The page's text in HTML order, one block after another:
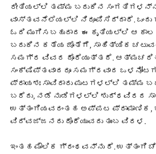
ರೀತಿಯಲ್ಲಿ ತಮ್ಮ ಬದುಕಿನ
ವಾಸ್ತವನೆಲೆಯಲ್ಲಿ ನಿರೂಪಿಸಿದ್ದಾರೆ.
ಓದಿ ಮುಗಿಸಬಹುದಾದ ಈ ಕೃತಿಯಲ್ಲಿ ಆ
ಬದುಕಿನ ಕತೆಯ ಜೊತೆಗೆ, ಸಾಹಿತ್ಯಿಕ
ಸಮಗ್ರ ವಿವರ ದೊರೆಯುತ್ತದೆ.
ಸಂಕ್ಷಿಪ್ತವಾದರೂ ಸಮಗ್ರವಾದ
ಪ್ರಾಯಶಃ ಸಾವಿರಾರು ಪುಟಗಳಲ್ಲಿ ತಮ್ಮ
ಬರೆದು, ನಡೆ ನುಡಿಗಳಲ್ಲಿ ಶುದ್ಧವಿರದ
ಉತ್ತಂಗಿಯವರಂತಹ ಅಪ್ಪಟ
ವಿದ್ವಜ್ಜನರು ದೊರೆಯುವದು ತುಂಬ ವಿರಳ.
ಇಂತಹ ಮೌಲಿಕ ಗ್ರಂಥವನ್ನು ರೆ.